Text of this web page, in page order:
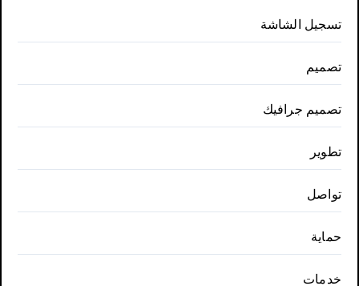
تسجيل الشاشة
تصميم
تصميم جرافيك
تطوير
تواصل
حماية
خدمات